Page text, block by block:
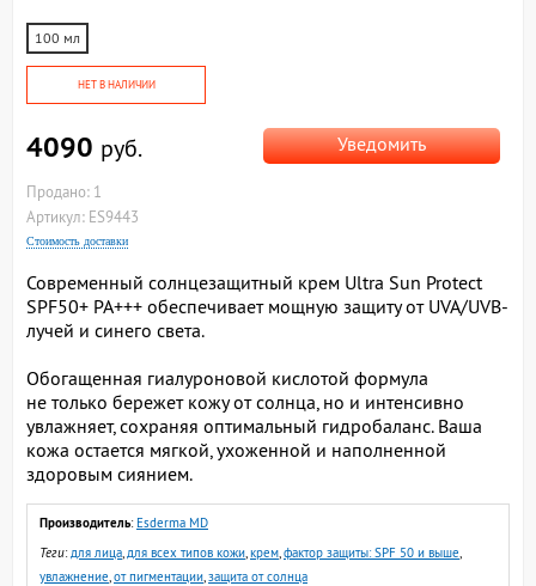
100 мл
НЕТ В НАЛИЧИИ
4090 руб. Уведомить
Продано: 1
Артикул: ES9443
Стоимость доставки
Современный солнцезащитный крем Ultra Sun Protect
SPF50+ PA+++ обеспечивает мощную защиту от UVA/UVB-
лучей и синего света.
Обогащенная гиалуроновой кислотой формула
не только бережет кожу от солнца, но и интенсивно
увлажняет, сохраняя оптимальный гидробаланс. Ваша
кожа остается мягкой, ухоженной и наполненной
здоровым сиянием.
Производитель: Esderma MD
Теги:для лица,для всех типов кожи,крем,фактор защиты: SPF 50 и выше,
увлажнение,от пигментации,защита от солнца